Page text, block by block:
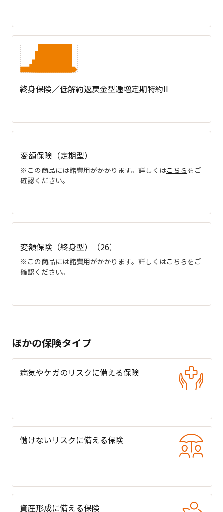
終身保険／低解約返戻金型逓増定期特約II
変額保険（定期型）
※この商品には諸費用がかかります。詳しくはこちらをご
確認ください。
変額保険（終身型）（26）
※この商品には諸費用がかかります。詳しくはこちらをご
確認ください。
病気やケガのリスクに備える保険
働けないリスクに備える保険
資産形成に備える保険
ほかの保険タイプ